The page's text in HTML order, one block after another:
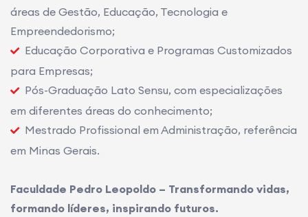
áreas de Gestão, Educação, Tecnologia e
Empreendedorismo;
Educação Corporativa e Programas Customizados
para Empresas;
Pós-Graduação Lato Sensu, com especializações
em diferentes áreas do conhecimento;
Mestrado Profissional em Administração, referência
em Minas Gerais.
Faculdade Pedro Leopoldo – Transformando vidas,
formando líderes, inspirando futuros.